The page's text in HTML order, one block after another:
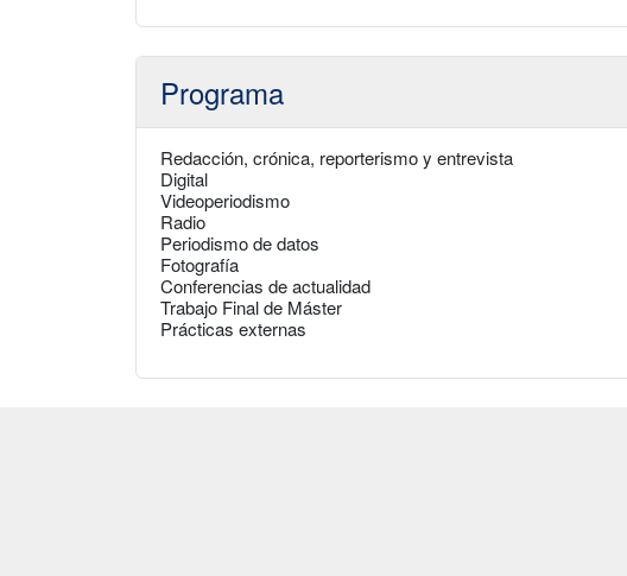
Programa
Redacción, crónica, reporterismo y entrevista
Digital
Videoperiodismo
Radio
Periodismo de datos
Fotografía
Conferencias de actualidad
Trabajo Final de Máster
Prácticas externas